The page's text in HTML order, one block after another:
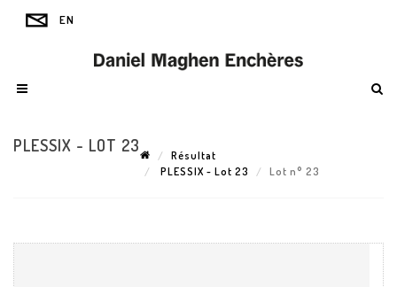
PLESSIX - LOT 23
Résultat
PLESSIX - Lot 23
Lot n° 23